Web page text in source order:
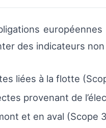
des indicateurs
liées à la flotte
provenant de
et en aval